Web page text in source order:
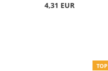
4,31 EUR
TOP